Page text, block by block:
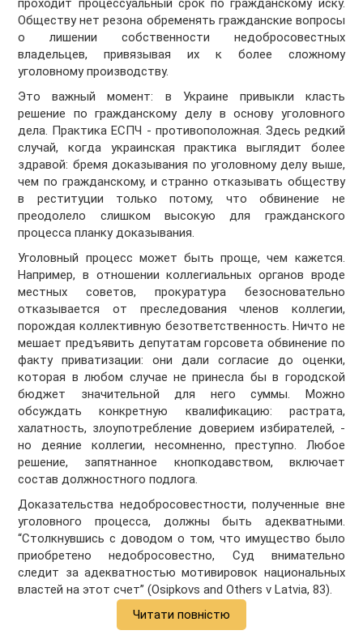
проходит процессуальный срок по гражданскому иску.
Обществу нет резона обременять гражданские вопросы
о лишении собственности недобросовестных
владельцев, привязывая их к более сложному
уголовному производству.
Это важный момент: в Украине привыкли класть
решение по гражданскому делу в основу уголовного
дела. Практика ЕСПЧ - противоположная. Здесь редкий
случай, когда украинская практика выглядит более
здравой: бремя доказывания по уголовному делу выше,
чем по гражданскому, и странно отказывать обществу
в реституции только потому, что обвинение не
преодолело слишком высокую для гражданского
процесса планку доказывания.
Уголовный процесс может быть проще, чем кажется.
Например, в отношении коллегиальных органов вроде
местных советов, прокуратура безосновательно
отказывается от преследования членов коллегии,
порождая коллективную безответственность. Ничто не
мешает предъявить депутатам горсовета обвинение по
факту приватизации: они дали согласие до оценки,
которая в любом случае не принесла бы в городской
бюджет значительной для него суммы. Можно
обсуждать конкретную квалификацию: растрата,
халатность, злоупотребление доверием избирателей, -
но деяние коллегии, несомненно, преступно. Любое
решение, запятнанное кнопкодавством, включает
состав должностного подлога.
Доказательства недобросовестности, полученные вне
уголовного процесса, должны быть адекватными.
“Столкнувшись с доводом о том, что имущество было
приобретено недобросовестно, Суд внимательно
следит за адекватностью мотивировок национальных
властей на этот счет” (Osipkovs and Others v Latvia, 83).
Читати повністю